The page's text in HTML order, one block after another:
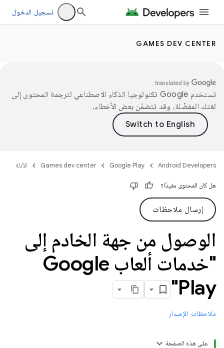
تسجيل الدخول
GAMES DEV CENTER
تستخدم Google تكنولوجيا الذكاء الاصطناعي لترجمة المحتوى إلى
لغتك المفضّلة، وقد تتضمّن بعض الأخطاء.
Android Developers
Google Play
Games dev center الأدلة
هل كان المحتوى مفيدًا؟
إرسال ملاحظات
الوصول من جهة الخادم إلى
"خدمات ألعاب Google
Play"
ملاحظات الإصدار
على هذه الصفحة